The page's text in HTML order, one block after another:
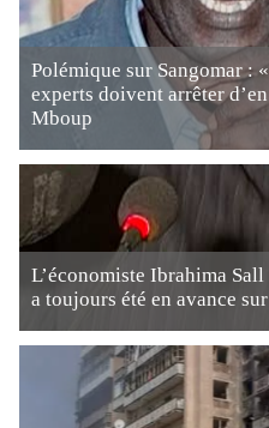
Polémique sur Sangomar :
experts doivent arrêter
Mboup
L’économiste Ibrahima
a toujours été en avance